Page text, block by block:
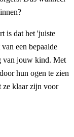
is dat het 'juiste
een bepaalde
van jouw kind. Met
hun ogen te zien
ze klaar zijn voor